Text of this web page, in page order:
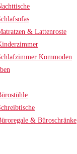
& Lattenroste
Kommoden
& Büroschränke